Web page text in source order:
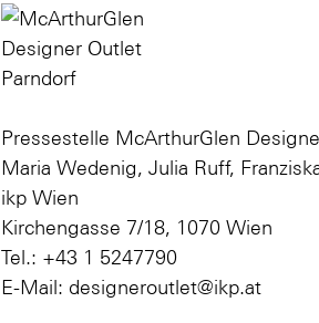
Pressestelle McArthurGlen
Maria Wedenig, Julia Ruff,
ikp Wien
Kirchengasse 7/18, 1070 Wien
Tel.: +43 1 5247790
E-Mail: designeroutlet@ikp.at